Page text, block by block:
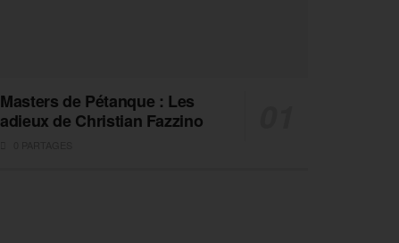
Masters de Pétanque : Les
adieux de Christian Fazzino